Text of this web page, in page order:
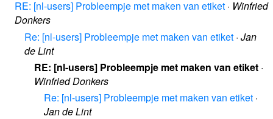
RE: [nl-users] Probleempje met maken van etiket · Winfried
Donkers
Re: [nl-users] Probleempje met maken van etiket · Jan
de Lint
RE: [nl-users] Probleempje met maken van etiket ·
Winfried Donkers
Re: [nl-users] Probleempje met maken van etiket ·
Jan de Lint